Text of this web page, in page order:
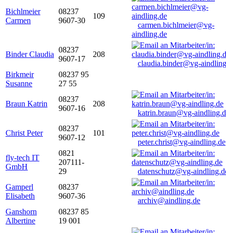
Bichlmeier
Carmen
08237
9607-30
109
carmen.bichlmeier@vg-
aindling.de
Binder Claudia
08237
9607-17
208
claudia.binder@vg-
Birkmeir
Susanne
08237 95
27 55
Braun Katrin
08237
9607-16
208
katrin.braun@vg-
Christ Peter
08237
9607-12
101
peter.christ@vg-aindling.de
fly-tech IT
GmbH
0821
207111-
29
datenschutz@vg-
Gamperl
Elisabeth
08237
9607-36
archiv@aindling.de
Ganshorn
Albertine
08237 85
19 001